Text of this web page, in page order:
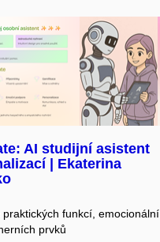
AI studijní asistent
| Ekaterina
praktických funkcí, emocionální
prvků